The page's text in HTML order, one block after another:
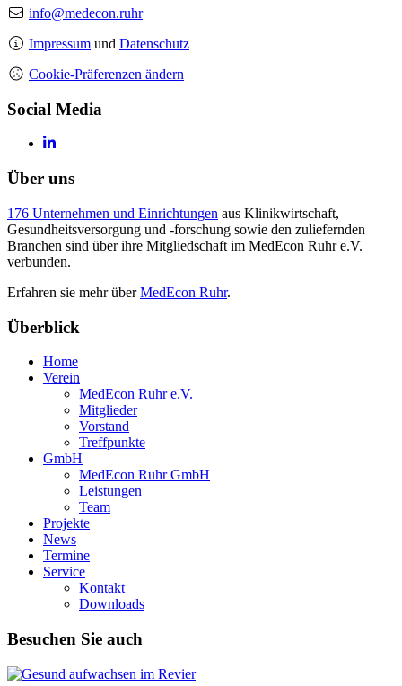
info@medecon.ruhr
Impressum und Datenschutz
Cookie-Präferenzen ändern
Social Media
Über uns
176 Unternehmen und Einrichtungen aus Klinikwirtschaft,
Gesundheitsversorgung und -forschung sowie den zuliefernden
Branchen sind über ihre Mitgliedschaft im MedEcon Ruhr e.V.
verbunden.
Erfahren sie mehr überMedEcon Ruhr.
Überblick
Home
Verein
MedEcon Ruhr e.V.
Mitglieder
Vorstand
Treffpunkte
GmbH
MedEcon Ruhr GmbH
Leistungen
Team
Projekte
News
Termine
Service
Kontakt
Downloads
Besuchen Sie auch